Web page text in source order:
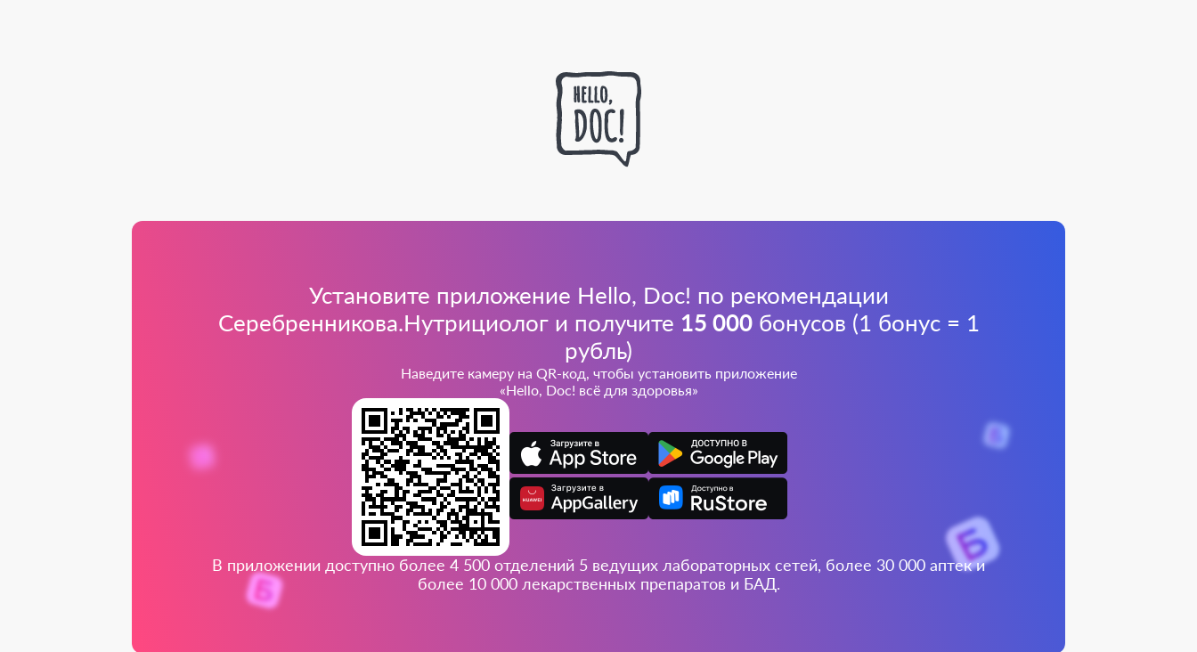
Установите приложение Hello, Doc! по рекомендации
Серебренникова.Нутрициолог и получите 15 000бонусов (1 бонус = 1
рубль)
Наведите камеру на QR-код, чтобы установить приложение
«Hello, Doc! всё для здоровья»
В приложении доступно более 4 500 отделений 5 ведущих лабораторных сетей, более 30 000 аптек и
более 10 000 лекарственных препаратов и БАД.